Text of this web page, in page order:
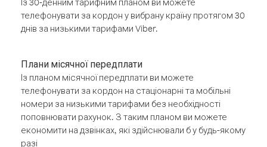
телефонувати за кордон у вибрану країну протягом 30
днів за низькими тарифами Viber.
Плани місячної передплати
Із планом місячної передплати ви можете
телефонувати за кордон на стаціонарні та мобільні
номери за низькими тарифами без необхідності
поповнювати рахунок. З таким планом ви можете
економити на дзвінках, які здійснювали б у будь-якому
разі